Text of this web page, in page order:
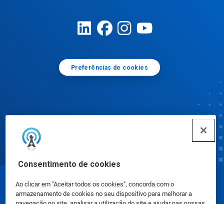
Consentimento de cookies
Ao clicar em "Aceitar todos os cookies", concorda com o
armazenamento de cookies no seu dispositivo para melhorar a
Preferências de cookies
© Ecolab Inc. 2025